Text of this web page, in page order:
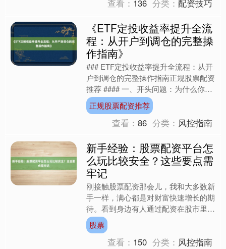
查看： 136 分类：配资技巧
《ETF定投收益率提升全流
程：从开户到调仓的完整操
作指南》
### ETF定投收益率提升全流程：从开
户到调仓的完整操作指南正规股票配资
推荐 #### 一、开头问题：为什么你的
ETF定投收益总跑输市场？ 许多投资
者在尝试E....
正规股票配资推荐
查看：86 分类： 风控指南
新手经验：股票配资平台怎
么玩比较安全？这些要点需
牢记
刚接触股票配资那会儿，我和大多数新
手一样，满心都是对财富快速增长的期
待。看到身边有人通过配资在股市里赚
得盆满钵满，心里直痒痒，没多想就一
头扎了进去。可现实很快给....
股票
查看： 150 分类： 风控指南